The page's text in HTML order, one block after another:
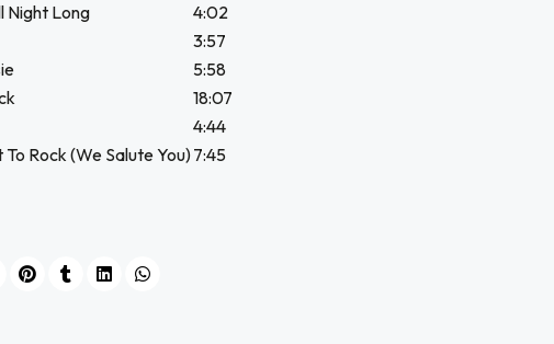
Night Long
4:02
3:57
5:58
18:07
4:44
Rock (We Salute You)7:45